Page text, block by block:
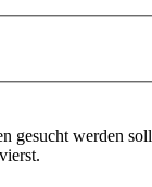
gesucht werden